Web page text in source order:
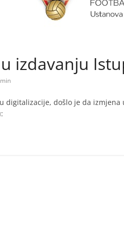
izdavanju
digitalizacije, došlo je da